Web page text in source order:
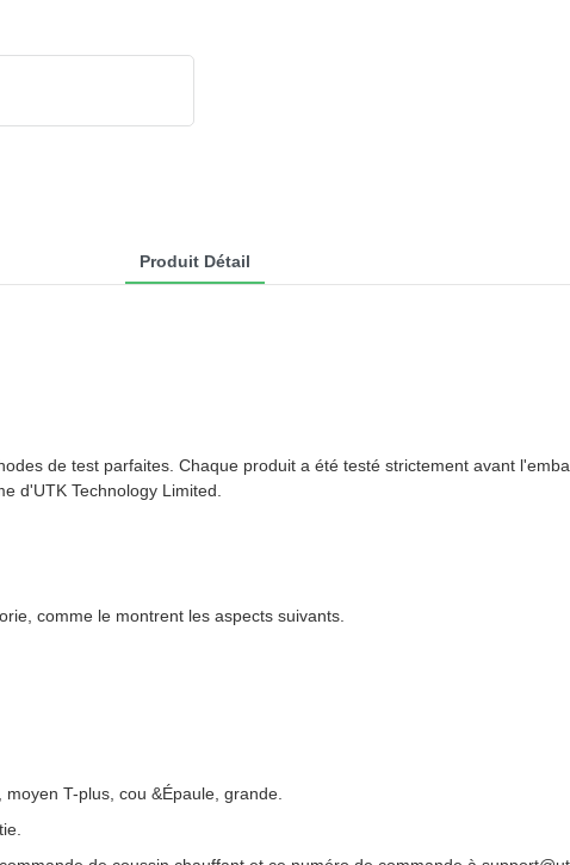
Produit Détail
de test parfaites. Chaque produit a été testé strictement avant
d'UTK Technology Limited.
comme le montrent les aspects suivants.
T-plus, cou &Épaule, grande.